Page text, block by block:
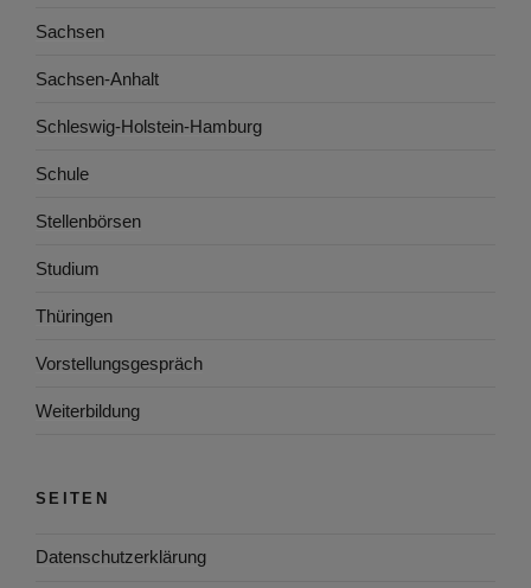
Sachsen
Sachsen-Anhalt
Schleswig-Holstein-Hamburg
Schule
Stellenbörsen
Studium
Thüringen
Vorstellungsgespräch
Weiterbildung
SEITEN
Datenschutzerklärung